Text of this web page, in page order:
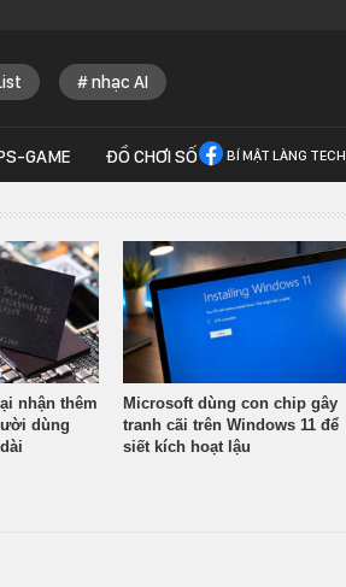
nhạc AI
GAME ĐỒ CHƠI SỐ BÍ MẬT LÀNG TECH
nhận thêm
dùng
Microsoft dùng con chip gây
tranh cãi trên Windows 11 để
siết kích hoạt lậu